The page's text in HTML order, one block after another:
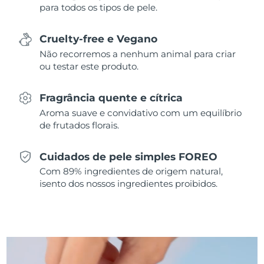
para todos os tipos de pele.
Cruelty-free e Vegano
Não recorremos a nenhum animal para criar
ou testar este produto.
Fragrância quente e cítrica
Aroma suave e convidativo com um equilíbrio
de frutados florais.
Cuidados de pele simples FOREO
Com 89% ingredientes de origem natural,
isento dos nossos ingredientes proibidos.
Eslováquia Entrega prevista 8/9/26
África do Sul
Coreia do Sul
Espanha Entrega prevista
Suécia Entrega prevista
Entrega prevista